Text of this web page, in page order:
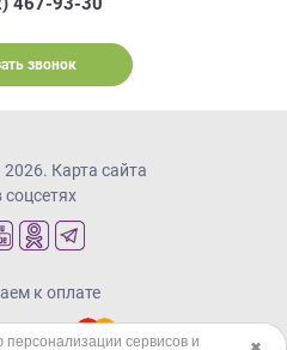
звонок
Карта сайта
к оплате
сервисов и